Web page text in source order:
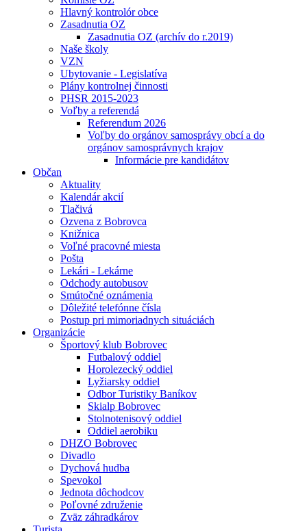
Hlavný kontrolór obce
Zasadnutia OZ
Zasadnutia OZ (archív do r.2019)
Naše školy
VZN
Ubytovanie - Legislatíva
Plány kontrolnej činnosti
PHSR 2015-2023
Voľby a referendá
Referendum 2026
Voľby do orgánov samosprávy obcí a do
orgánov samosprávnych krajov
Informácie pre kandidátov
Občan
Aktuality
Kalendár akcií
Tlačivá
Ozvena z Bobrovca
Knižnica
Voľné pracovné miesta
Pošta
Lekári - Lekárne
Odchody autobusov
Smútočné oznámenia
Dôležité telefónne čísla
Postup pri mimoriadnych situáciách
Organizácie
Športový klub Bobrovec
Futbalový oddiel
Horolezecký oddiel
Lyžiarsky oddiel
Odbor Turistiky Baníkov
Skialp Bobrovec
Stolnotenisový oddiel
Oddiel aerobiku
DHZO Bobrovec
Divadlo
Dychová hudba
Spevokol
Jednota dôchodcov
Poľovné združenie
Zväz záhradkárov